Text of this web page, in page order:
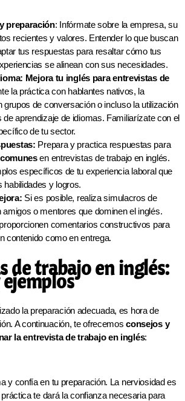
preparación: Infórmate sobre la empresa, su
recientes y valores. Entender lo que buscan
tus respuestas para resaltar cómo tus
se alinean con sus necesidades.
Mejora tu inglés para entrevistas de
la práctica con hablantes nativos, la
grupos de conversación o incluso la utilización
de aprendizaje de idiomas. Familiarízate con el
de tu sector.
Prepara y practica respuestas para
en entrevistas de trabajo en inglés.
específicos de tu experiencia laboral que
habilidades y logros.
Si es posible, realiza simulacros de
o mentores que dominen el inglés.
comentarios constructivos para
contenido como en entrega.
de trabajo en inglés:
la preparación adecuada, es hora de
A continuación, te ofrecemosconsejos y
la entrevista de trabajo en inglés:
y confía en tu preparación. La nerviosidad es
te dará la confianza necesaria para